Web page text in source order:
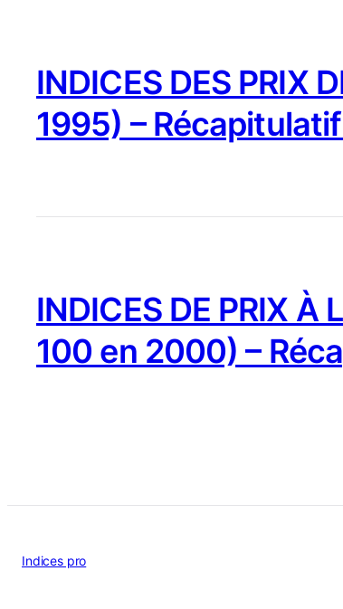
INDICES DES PRIX
1995) –
INDICES DE PRIX À
100 en 2000) –
Indices pro